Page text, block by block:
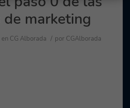
de marketing
en CG Alborada / por CGAlborada